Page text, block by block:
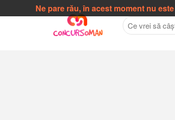
Ne pare rău, în acest moment nu